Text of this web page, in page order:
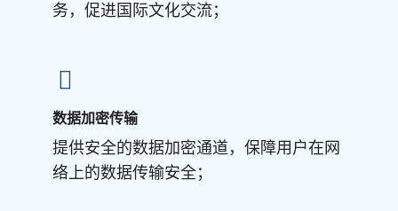
务，促进国际文化交流；
数据加密传输
提供安全的数据加密通道，保障用户在网
络上的数据传输安全；